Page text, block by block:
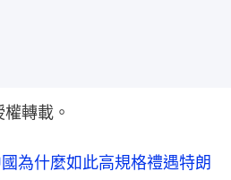
轉載。
為什麼如此高規格禮遇特朗